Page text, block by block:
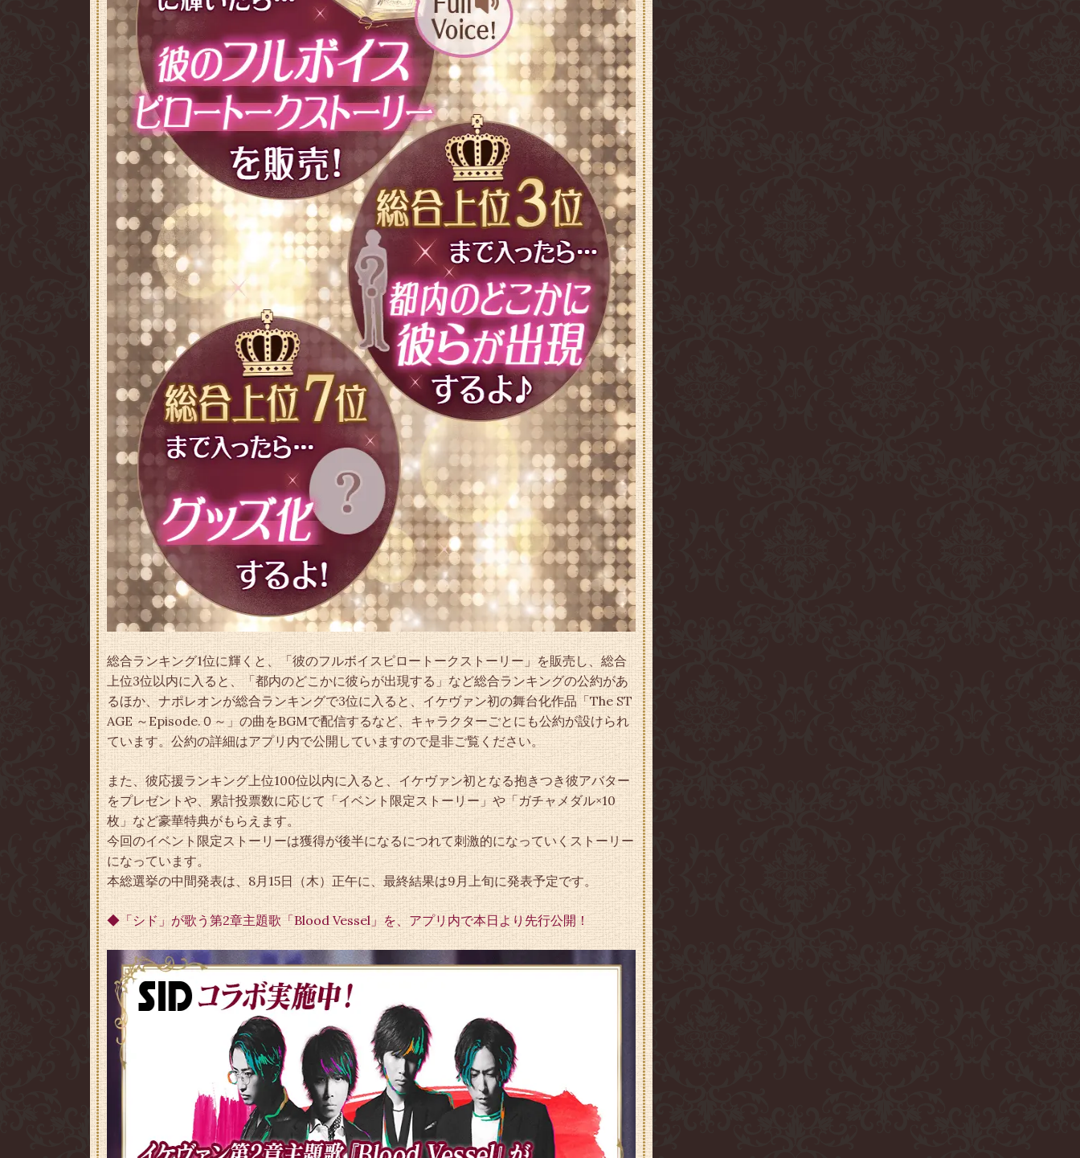
総合ランキング1位に輝くと、「彼のフルボイスピロートークストーリー」を販売し、総合
上位3位以内に入ると、「都内のどこかに彼らが出現する」など総合ランキングの公約があ
るほか、ナポレオンが総合ランキングで3位に入ると、イケヴァン初の舞台化作品「The ST
AGE ～Episode.０～」の曲をBGMで配信するなど、キャラクターごとにも公約が設けられ
ています。公約の詳細はアプリ内で公開していますので是非ご覧ください。
また、彼応援ランキング上位100位以内に入ると、イケヴァン初となる抱きつき彼アバター
をプレゼントや、累計投票数に応じて「イベント限定ストーリー」や「ガチャメダル×10
枚」など豪華特典がもらえます。
今回のイベント限定ストーリーは獲得が後半になるにつれて刺激的になっていくストーリー
になっています。
本総選挙の中間発表は、8月15日（木）正午に、最終結果は9月上旬に発表予定です。
◆「シド」が歌う第2章主題歌「Blood Vessel」を、アプリ内で本日より先行公開！